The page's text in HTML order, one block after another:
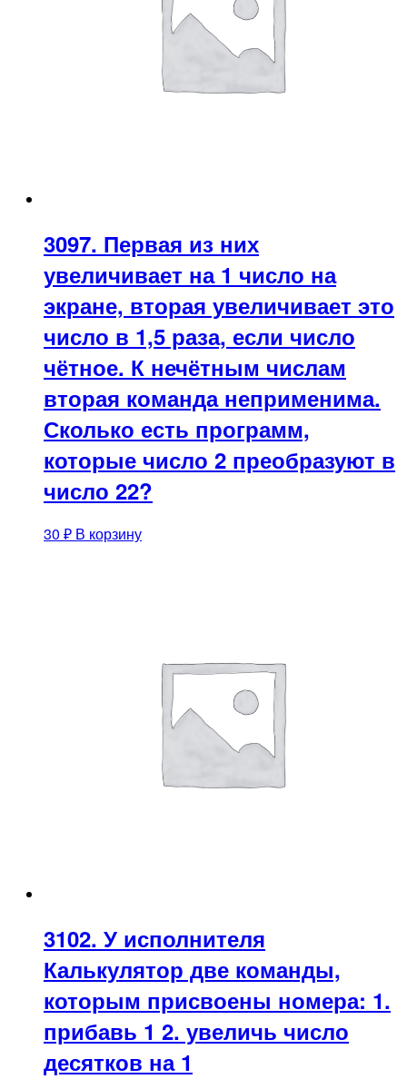
3097. Первая из них
увеличивает на 1 число на
экране, вторая увеличивает это
число в 1,5 раза, если число
чётное. К нечётным числам
вторая команда неприменима.
Сколько есть программ,
которые число 2 преобразуют в
число 22?
30 ₽ В корзину
3102. У исполнителя
Калькулятор две команды,
которым присвоены номера: 1.
прибавь 1 2. увеличь число
десятков на 1